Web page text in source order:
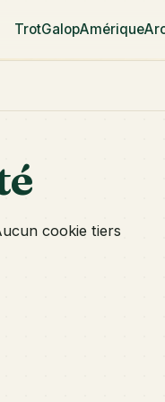
TrotGalopAmérique
cookie tiers